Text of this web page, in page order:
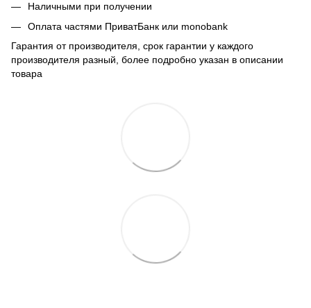
Наличными при получении
Оплата частями ПриватБанк или monobank
Гарантия от производителя, срок гарантии у каждого
производителя разный, более подробно указан в описании
товара